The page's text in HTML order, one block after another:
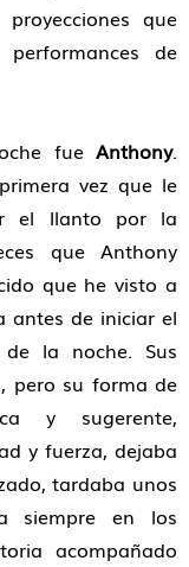
que
de
fue Anthony.
vez que le
el llanto por la
que Anthony
que he visto a
antes de iniciar el
la noche. Sus
pero su forma de
y sugerente,
y fuerza, dejaba
tardaba unos
siempre en los
acompañado